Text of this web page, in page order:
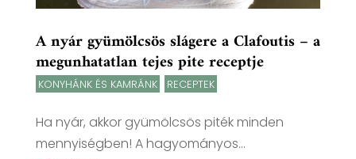
A nyár gyümölcsös slágere a Clafoutis – a
megunhatatlan tejes pite receptje
KONYHÁNK ÉS KAMRÁNK RECEPTEK
Ha nyár, akkor gyümölcsös piték minden
mennyiségben! A hagyományos...